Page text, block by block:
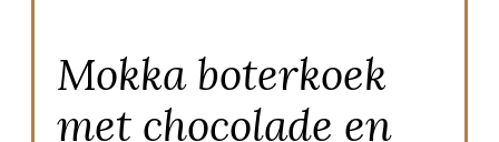
Mokka boterkoek
met chocolade en